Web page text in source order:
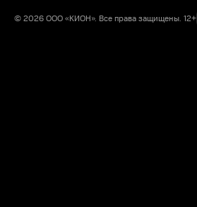
© 2026 ООО «КИОН». Все права защищены. 12+